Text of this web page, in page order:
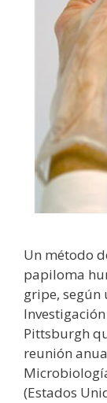
Un método
papiloma
gripe, según
Pittsburgh
reunión
(Estados